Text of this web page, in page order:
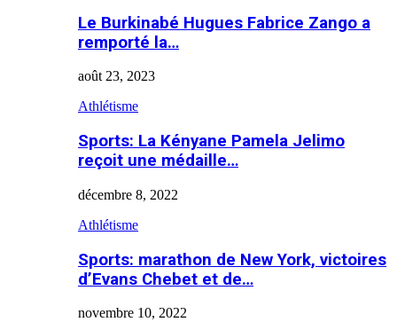
Le Burkinabé Hugues Fabrice Zango a
remporté la…
août 23, 2023
Athlétisme
Sports: La Kényane Pamela Jelimo
reçoit une médaille…
décembre 8, 2022
Athlétisme
Sports: marathon de New York, victoires
d’Evans Chebet et de…
novembre 10, 2022